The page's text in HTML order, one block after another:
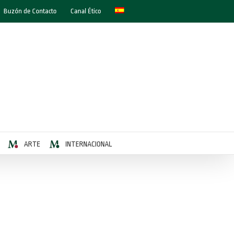
Buzón de Contacto Canal Ético
ARTE INTERNACIONAL